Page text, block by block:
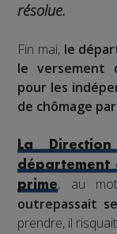
résolue.
Fin mai, le
le versement
pour les
de chômage
La
département
prime, au
outrepassait
prendre, il